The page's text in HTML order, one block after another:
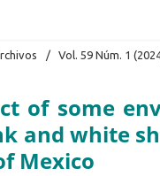
/ Vol. 59 Núm. 1
of some
and white
Mexico